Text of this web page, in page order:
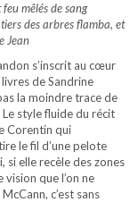
feu mêlés de sang
des arbres flamba, et
Jean
s’inscrit au cœur
de Sandrine
la moindre trace de
style fluide du récit
Corentin qui
le fil d’une pelote
si elle recèle des zones
que l’on ne
c’est sans